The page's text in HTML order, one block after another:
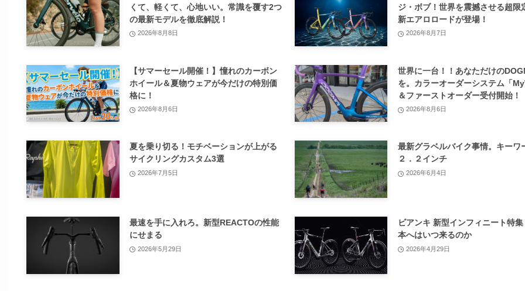
くて、軽くて、心地いい。常識を覆す2つ
の最新モデルを徹底解説！
2026年8月8日
ジ・ボブ！世界を震撼させる超限
新エアロロードが登場！
2026年8月7日
【サマーセール開催！】憧れのカーボン
ホイール＆夏物ウェアが今だけの特別価
格に！
2026年8月6日
世界に一台！！あなただけの
を。カラーオーダーシステム「
＆ファーストオーダー受付開始！
2026年8月6日
夏を乗り切る！モチベーションが上がる
サイクリングカスタム3選
2026年7月5日
最新グラベルバイク事情。キーワ
２．２インチ
2026年6月4日
最速を手に入れろ。新型REACTOの性能
にせまる
2026年5月29日
ビアンキ 新型インフィニート特
本へはいつ来るのか
2026年4月29日